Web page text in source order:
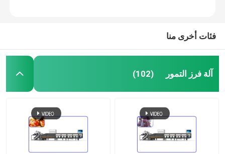
فئات أخرى منا
آلة فرز التمور (102)